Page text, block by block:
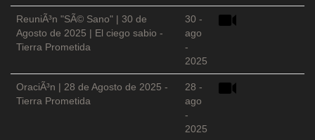
ReuniÃ³n "SÃ© Sano" | 30 de
Agosto de 2025 | El ciego sabio -
Tierra Prometida
30 -
ago
-
2025
OraciÃ³n | 28 de Agosto de 2025 -
Tierra Prometida
28 -
ago
-
2025